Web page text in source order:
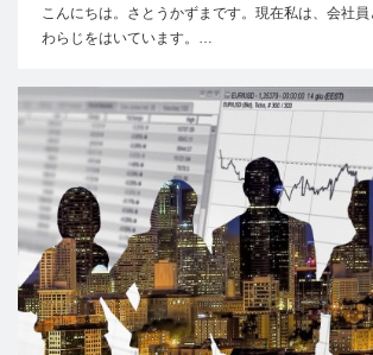
こんにちは。さとうかずまです。現在私は、会社
わらじをはいています。…